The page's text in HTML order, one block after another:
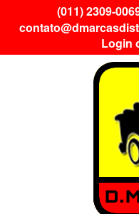
(011) 2309-
Login